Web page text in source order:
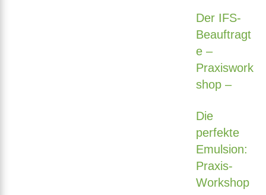
Der IFS-
Beauftragt
e –
Praxiswork
shop –
Die
perfekte
Emulsion:
Praxis-
Workshop